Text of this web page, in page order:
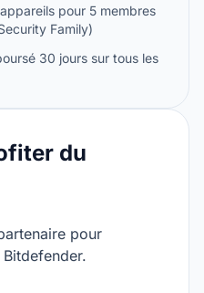
du
pour
pour 5 membres
Family)
30 jours sur tous les